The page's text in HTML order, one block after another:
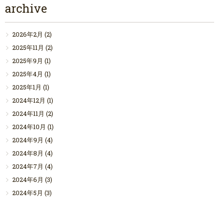
archive
2026年2月 (2)
2025年11月 (2)
2025年9月 (1)
2025年4月 (1)
2025年1月 (1)
2024年12月 (1)
2024年11月 (2)
2024年10月 (1)
2024年9月 (4)
2024年8月 (4)
2024年7月 (4)
2024年6月 (3)
2024年5月 (3)